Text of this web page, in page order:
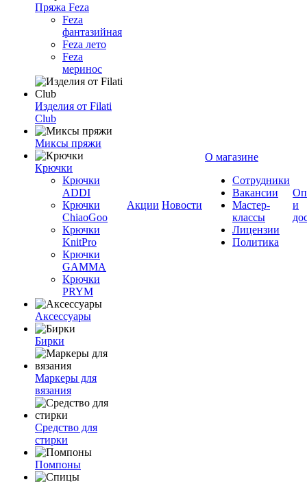
Пряжа Feza
Feza
фантазийная
Feza лето
Feza
меринос
Изделия от Filati
Club
Миксы пряжи
Крючки
Крючки
ADDI
Крючки
ChiaoGoo
Крючки
KnitPro
Крючки
GAMMA
Крючки
PRYM
Аксессуары
Бирки
Маркеры для
вязания
Средство для
стирки
Помпоны
Акции Новости
О магазине
Сотрудники
Вакансии
Мастер-
классы
Лицензии
Политика
и